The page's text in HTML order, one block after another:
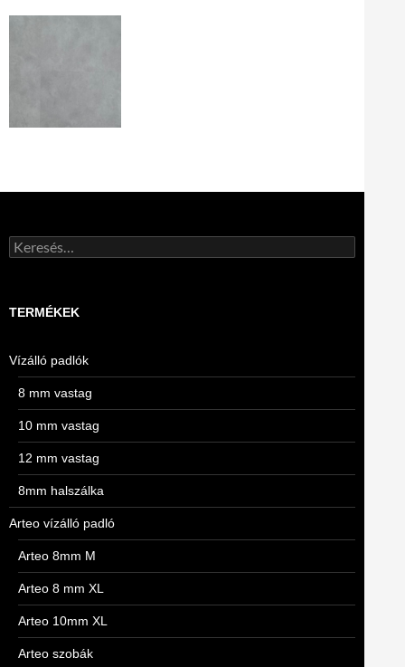
Keresés:
TERMÉKEK
Vízálló padlók
8 mm vastag
10 mm vastag
12 mm vastag
8mm halszálka
Arteo vízálló padló
Arteo 8mm M
Arteo 8 mm XL
Arteo 10mm XL
Arteo szobák